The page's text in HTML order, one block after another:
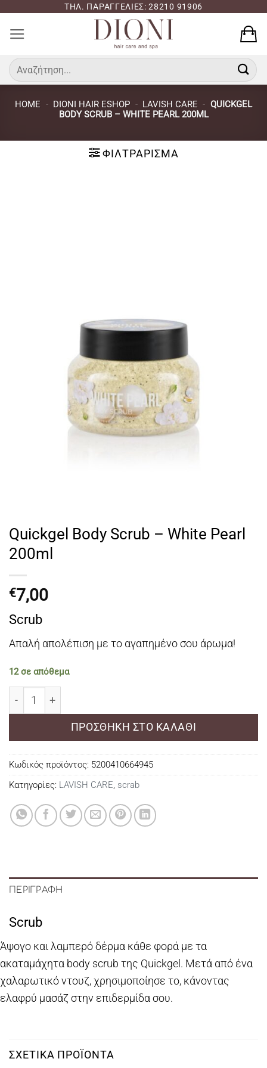
περιεχόμενο
ΤΗΛ. ΠΑΡΑΓΓΕΛΙΕΣ: 28210 91906
Αναζήτηση
για:
HOME - DIONI HAIR ESHOP - LAVISH CARE - QUICKGEL
BODY SCRUB – WHITE PEARL 200ML
ΦΙΛΤΡΆΡΙΣΜΑ
Quickgel Body Scrub – White Pearl
200ml
€7,00
Scrub
Απαλή απολέπιση με το αγαπημένο σου άρωμα!
12 σε απόθεμα
Quickgel Body Scrub - White Pearl 200ml ποσότητα
ΠΡΟΣΘΉΚΗ ΣΤΟ ΚΑΛΆΘΙ
Κωδικός προϊόντος: 5200410664945
Κατηγορίες: LAVISH CARE, scrab
ΠΕΡΙΓΡΑΦΉ
Scrub
Άψογο και λαμπερό δέρμα κάθε φορά με τα
ακαταμάχητα body scrub της Quickgel. Μετά από ένα
χαλαρωτικό ντουζ, χρησιμοποίησε το, κάνοντας
ελαφρύ μασάζ στην επιδερμίδα σου.
ΣΧΕΤΙΚΆ ΠΡΟΪΌΝΤΑ